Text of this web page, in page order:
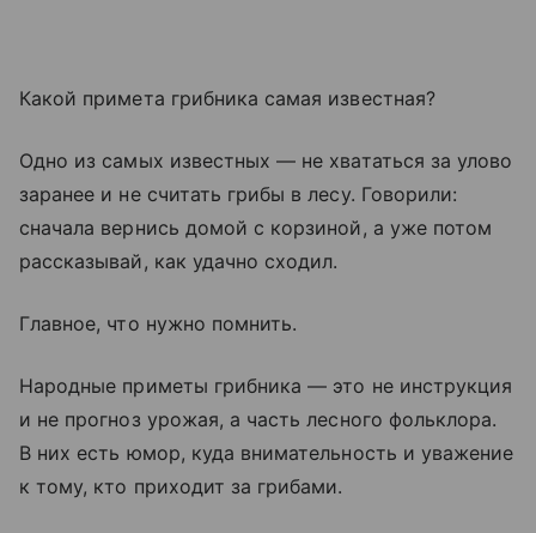
Какой примета грибника самая известная?
Одно из самых известных — не хвататься за улово
заранее и не считать грибы в лесу. Говорили:
сначала вернись домой с корзиной, а уже потом
рассказывай, как удачно сходил.
Главное, что нужно помнить.
Народные приметы грибника — это не инструкция
и не прогноз урожая, а часть лесного фольклора.
В них есть юмор, куда внимательность и уважение
к тому, кто приходит за грибами.